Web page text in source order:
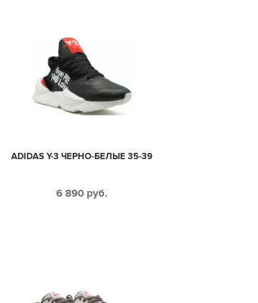
ADIDAS Y-3 ЧЕРНО-БЕЛЫЕ 35-39
6 890 руб.